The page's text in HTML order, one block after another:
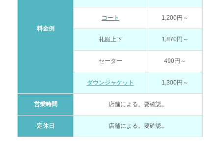
料金例
コート 1,200円～
礼服上下 1,870円～
セーター 490円～
ダウンジャケット 1,300円～
営業時間 店舗による。要確認。
定休日 店舗による。要確認。